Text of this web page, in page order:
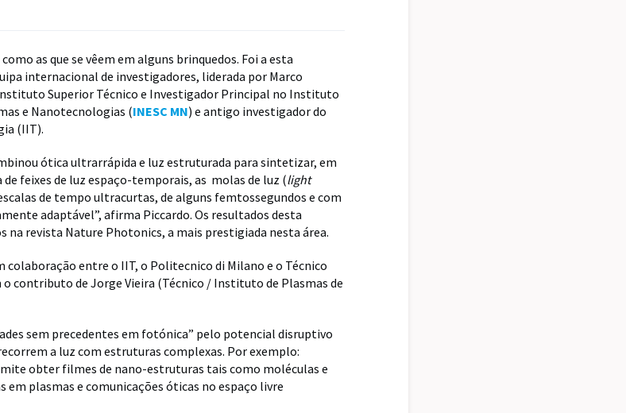
as que se vêem em alguns brinquedos. Foi a esta
internacional de investigadores, liderada por Marco
Superior Técnico e Investigador Principal no Instituto
e Nanotecnologias (INESC MN) e antigo investigador do
(IIT).
ótica ultrarrápida e luz estruturada para sintetizar, em
feixes de luz espaço-temporais, as molas de luz (light
de tempo ultracurtas, de alguns femtossegundos e com
adaptável”, afirma Piccardo. Os resultados desta
na revista Nature Photonics, a mais prestigiada nesta área.
entre o IIT, o Politecnico di Milano e o Técnico
contributo de Jorge Vieira (Técnico / Instituto de Plasmas de
sem precedentes em fotónica” pelo potencial disruptivo
a luz com estruturas complexas. Por exemplo:
obter filmes de nano-estruturas tais como moléculas e
em plasmas e comunicações óticas no espaço livre